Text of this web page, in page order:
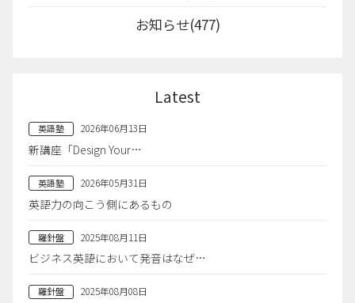
お知らせ(477)
Latest
英語塾 2026年06月13日
新講座「Design Your…
英語塾 2026年05月31日
英語力の向こう側にあるもの
羅針盤 2025年08月11日
ビジネス英語において発音はなぜ…
羅針盤 2025年08月08日